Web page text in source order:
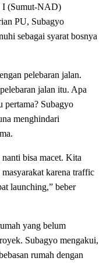
I (Sumut-NAD)
PU, Subagyo
sebagai syarat bosnya
pelebaran jalan.
jalan itu. Apa
pertama? Subagyo
menghindari
bisa macet. Kita
karena traffic
launching,” beber
yang belum
Subagyo mengakui,
rumah dengan